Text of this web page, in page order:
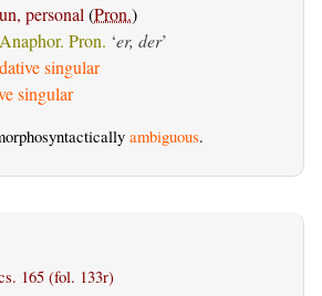
personal(Pron.)
Anaphor. Pron. ‘er, der’
singular
singular
ambiguous.
165 (fol. 133r)